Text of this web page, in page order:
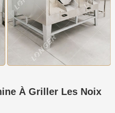
À Griller Les Noix